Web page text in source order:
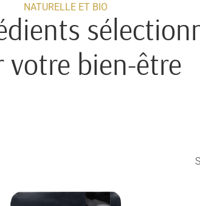
NATURELLE ET BIO
votre bien-être